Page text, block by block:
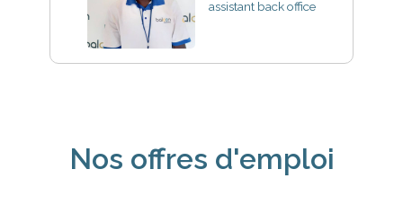
assistant back office
Nos offres d'emploi